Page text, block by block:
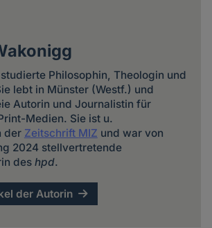
Philosophin, Theologin und
lebt in Münster (Westf.) und
Autorin und Journalistin für
Medien. Sie ist u.
der Zeitschrift MIZ und war von
2024 stellvertretende
des hpd.
der Autorin